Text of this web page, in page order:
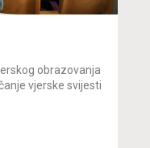
obrazovanja
vjerske svijesti